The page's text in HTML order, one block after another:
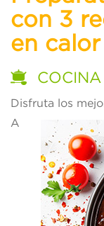
con 3
en calor
Disfruta los
A